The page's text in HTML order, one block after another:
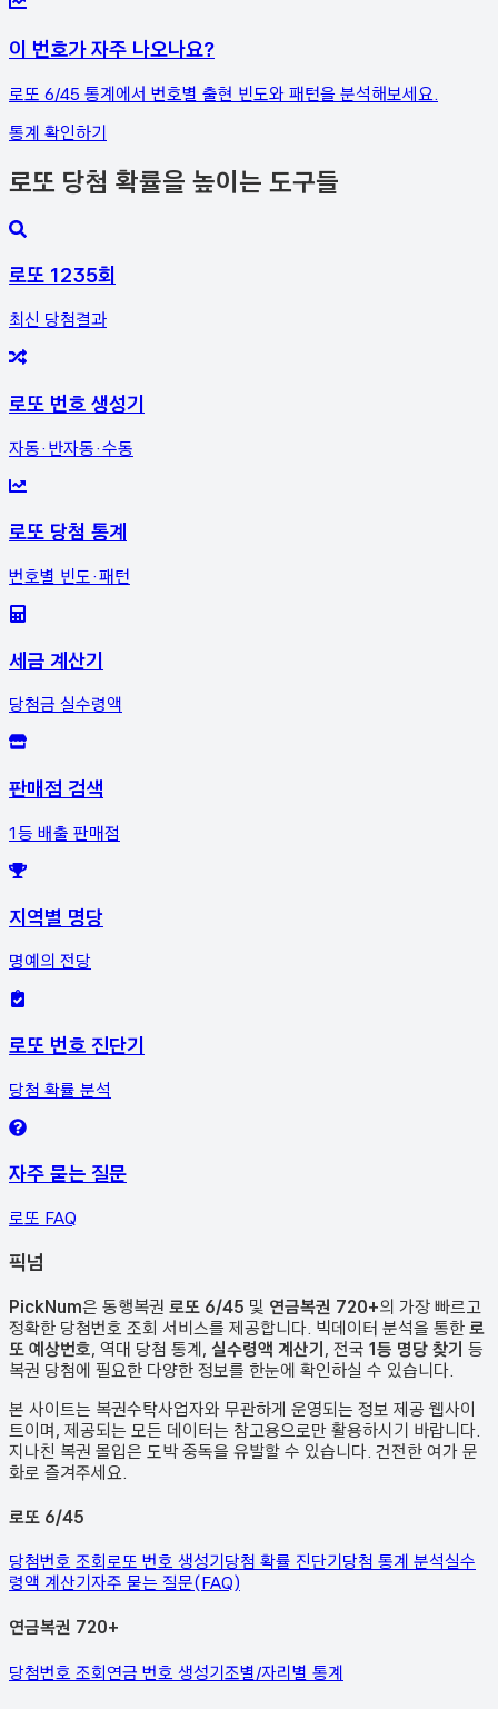
이 번호가 자주 나오나요?
로또 6/45 통계에서 번호별 출현 빈도와 패턴을 분석해보세요.
통계 확인하기
로또 당첨 확률을 높이는 도구들
로또 1235회
최신 당첨결과
로또 번호 생성기
자동·반자동·수동
로또 당첨 통계
번호별 빈도·패턴
세금 계산기
당첨금 실수령액
판매점 검색
1등 배출 판매점
지역별 명당
명예의 전당
로또 번호 진단기
당첨 확률 분석
자주 묻는 질문
로또 FAQ
픽넘
PickNum은 동행복권 로또 6/45 및 연금복권 720+의 가장 빠르고
정확한 당첨번호 조회 서비스를 제공합니다. 빅데이터 분석을 통한 로
또 예상번호, 역대 당첨 통계, 실수령액 계산기, 전국 1등 명당 찾기 등
복권 당첨에 필요한 다양한 정보를 한눈에 확인하실 수 있습니다.
본 사이트는 복권수탁사업자와 무관하게 운영되는 정보 제공 웹사이
트이며, 제공되는 모든 데이터는 참고용으로만 활용하시기 바랍니다.
지나친 복권 몰입은 도박 중독을 유발할 수 있습니다. 건전한 여가 문
화로 즐겨주세요.
로또 6/45
당첨번호 조회로또 번호 생성기당첨 확률 진단기당첨 통계 분석실수
령액 계산기자주 묻는 질문(FAQ)
연금복권 720+
당첨번호 조회연금 번호 생성기조별/자리별 통계